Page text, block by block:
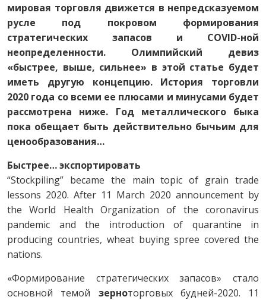
мировая торговля движется в непредсказуемом
русле под покровом формирования
стратегических запасов и COVID-ной
неопределенности. Олимпийский девиз
«быстрее, выше, сильнее» в этой статье будет
иметь другую концепцию. История торговли
2020 года со всеми ее плюсами и минусами будет
рассмотрена ниже. Год металлического быка
пока обещает быть действительно бычьим для
ценообразования…
Быстрее… экспортировать
“Stockpiling” became the main topic of grain trade
lessons 2020. After 11 March 2020 announcement by
the World Health Organization of the coronavirus
pandemic and the introduction of quarantine in
producing countries, wheat buying spree covered the
nations.
«Формирование стратегических запасов» стало
основной темой зерноторговых будней-2020. 11